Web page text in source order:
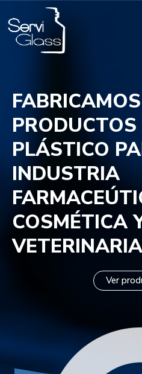
FABRICAMOS
PRODUCTOS
PLÁSTICO
INDUSTRIA
COSMÉTICA
VETERINARIA
Ver